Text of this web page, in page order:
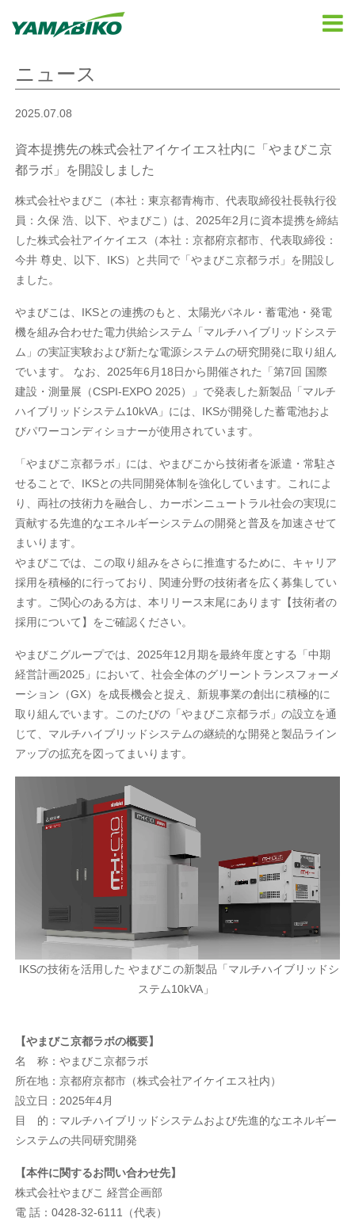
ニュース
2025.07.08
資本提携先の株式会社アイケイエス社内に「やまびこ京
都ラボ」を開設しました
株式会社やまびこ（本社：東京都青梅市、代表取締役社長執行役
員：久保 浩、以下、やまびこ）は、2025年2月に資本提携を締結
した株式会社アイケイエス（本社：京都府京都市、代表取締役：
今井 尊史、以下、IKS）と共同で「やまびこ京都ラボ」を開設し
ました。
やまびこは、IKSとの連携のもと、太陽光パネル・蓄電池・発電
機を組み合わせた電力供給システム「マルチハイブリッドシステ
ム」の実証実験および新たな電源システムの研究開発に取り組ん
でいます。 なお、2025年6月18日から開催された「第7回 国際
建設・測量展（CSPI-EXPO 2025）」で発表した新製品「マルチ
ハイブリッドシステム10kVA」には、IKSが開発した蓄電池およ
びパワーコンディショナーが使用されています。
「やまびこ京都ラボ」には、やまびこから技術者を派遣・常駐さ
せることで、IKSとの共同開発体制を強化しています。これによ
り、両社の技術力を融合し、カーボンニュートラル社会の実現に
貢献する先進的なエネルギーシステムの開発と普及を加速させて
まいります。
やまびこでは、この取り組みをさらに推進するために、キャリア
採用を積極的に行っており、関連分野の技術者を広く募集してい
ます。ご関心のある方は、本リリース末尾にあります【技術者の
採用について】をご確認ください。
やまびこグループでは、2025年12月期を最終年度とする「中期
経営計画2025」において、社会全体のグリーントランスフォーメ
ーション（GX）を成長機会と捉え、新規事業の創出に積極的に
取り組んでいます。このたびの「やまびこ京都ラボ」の設立を通
じて、マルチハイブリッドシステムの継続的な開発と製品ライン
アップの拡充を図ってまいります。
IKSの技術を活用した やまびこの新製品「マルチハイブリッドシ
ステム10kVA」
【やまびこ京都ラボの概要】
名 称：やまびこ京都ラボ
所在地：京都府京都市（株式会社アイケイエス社内）
設立日：2025年4月
目 的：マルチハイブリッドシステムおよび先進的なエネルギー
システムの共同研究開発
【本件に関するお問い合わせ先】
株式会社やまびこ 経営企画部
電 話：0428-32-6111（代表）